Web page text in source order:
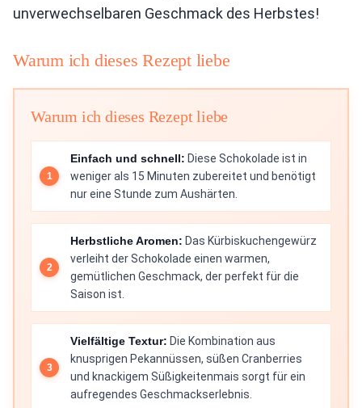
unverwechselbaren Geschmack des Herbstes!
Warum ich dieses Rezept liebe
Warum ich dieses Rezept liebe
Einfach und schnell: Diese Schokolade ist in
weniger als 15 Minuten zubereitet und benötigt
nur eine Stunde zum Aushärten.
Herbstliche Aromen: Das Kürbiskuchengewürz
verleiht der Schokolade einen warmen,
gemütlichen Geschmack, der perfekt für die
Saison ist.
Vielfältige Textur: Die Kombination aus
knusprigen Pekannüssen, süßen Cranberries
und knackigem Süßigkeitenmais sorgt für ein
aufregendes Geschmackserlebnis.